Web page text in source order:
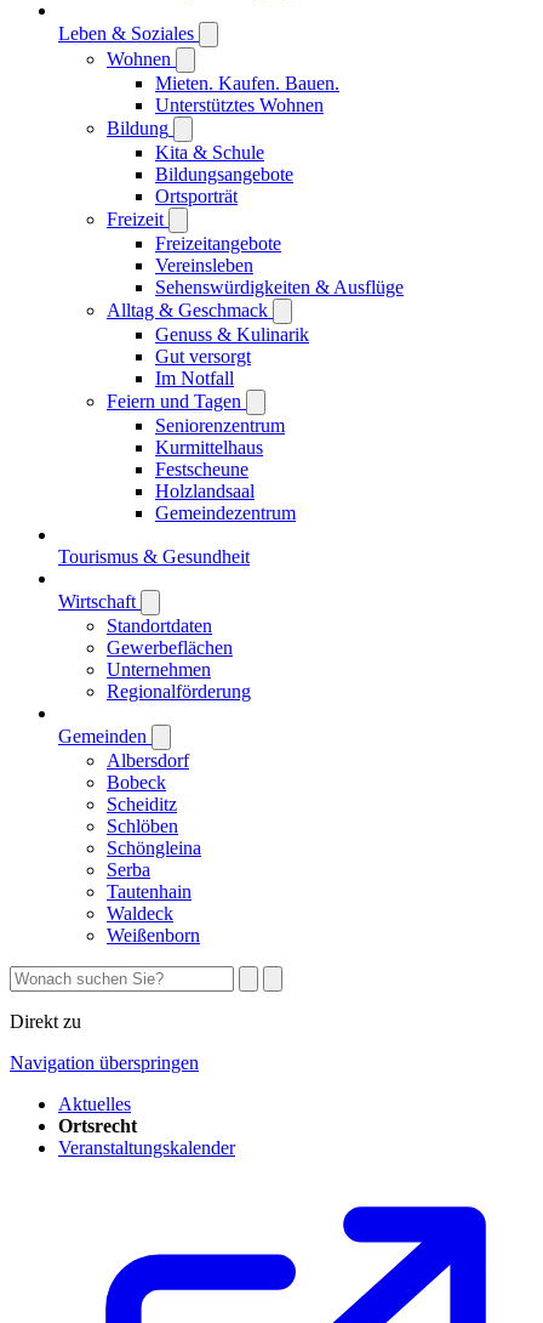
Leben & Soziales
Wohnen
Mieten. Kaufen. Bauen.
Unterstütztes Wohnen
Bildung
Kita & Schule
Bildungsangebote
Ortsporträt
Freizeit
Freizeitangebote
Vereinsleben
Sehenswürdigkeiten & Ausflüge
Alltag & Geschmack
Genuss & Kulinarik
Gut versorgt
Im Notfall
Feiern und Tagen
Seniorenzentrum
Kurmittelhaus
Festscheune
Holzlandsaal
Gemeindezentrum
Tourismus & Gesundheit
Wirtschaft
Standortdaten
Gewerbeflächen
Unternehmen
Regionalförderung
Gemeinden
Albersdorf
Bobeck
Scheiditz
Schlöben
Schöngleina
Serba
Tautenhain
Waldeck
Weißenborn
Direkt zu
Navigation überspringen
Aktuelles
Ortsrecht
Veranstaltungskalender